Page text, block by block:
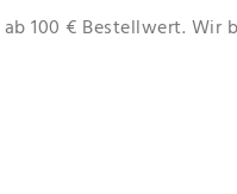
ab 100 € Bestellwert. Wir